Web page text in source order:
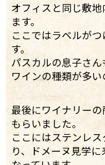
オフィスと同じ敷
ます。
ここではラベルが
す。
パスカルの息子さん
ワインの種類が多
最後にワイナリー
もらいました。
ここにはステンレ
り、ドメーヌ見学